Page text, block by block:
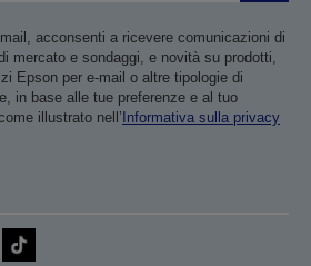
acconsenti a ricevere comunicazioni di
mercato e sondaggi, e novità su prodotti,
Epson per e-mail o altre tipologie di
in base alle tue preferenze e al tuo
illustrato nell’ Informativa sulla privacy